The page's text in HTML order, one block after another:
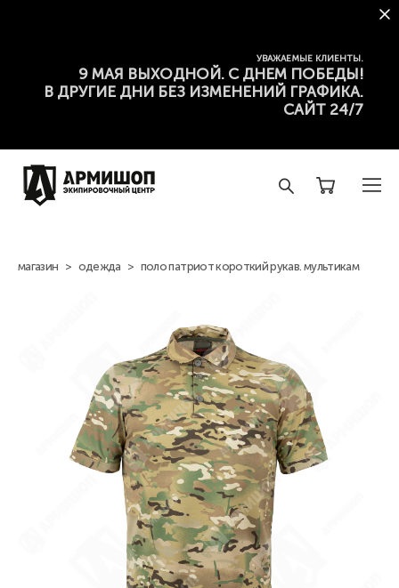
УВАЖАЕМЫЕ КЛИЕНТЫ.
9 МАЯ ВЫХОДНОЙ. С ДНЕМ ПОБЕДЫ!
В ДРУГИЕ ДНИ БЕЗ ИЗМЕНЕНИЙ ГРАФИКА.
САЙТ 24/7
магазин > одежда > поло патриот короткий рукав. мультикам